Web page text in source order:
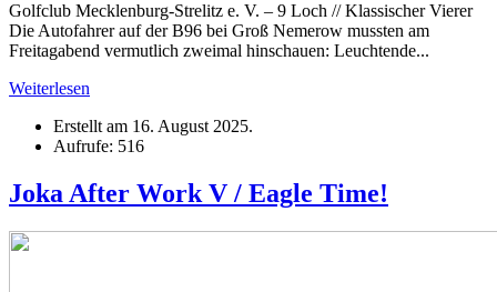
Golfclub Mecklenburg-Strelitz e. V. – 9 Loch // Klassischer Vierer
Die Autofahrer auf der B96 bei Groß Nemerow mussten am
Freitagabend vermutlich zweimal hinschauen: Leuchtende...
Weiterlesen
Erstellt am 16. August 2025.
Aufrufe: 516
Joka After Work V / Eagle Time!